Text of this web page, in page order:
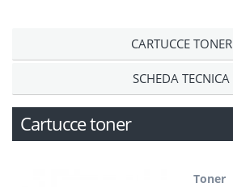
CARTUCCE TONER
SCHEDA TECNICA
Cartucce toner
Toner